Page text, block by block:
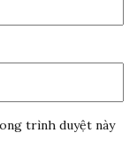
trình duyệt này